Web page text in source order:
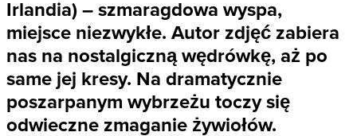
Irlandia) – szmaragdowa wyspa,
miejsce niezwykłe. Autor zdjęć zabiera
nas na nostalgiczną wędrówkę, aż po
same jej kresy. Na dramatycznie
poszarpanym wybrzeżu toczy się
odwieczne zmaganie żywiołów.